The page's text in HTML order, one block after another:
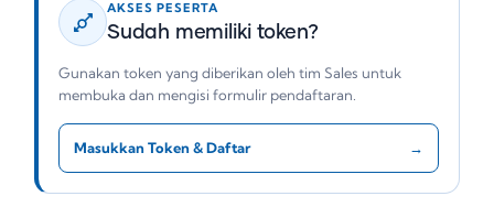
AKSES PESERTA
Sudah memiliki token?
Gunakan token yang diberikan oleh tim Sales untuk
membuka dan mengisi formulir pendaftaran.
Masukkan Token & Daftar →